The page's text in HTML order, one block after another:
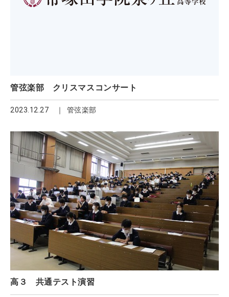
管弦楽部 クリスマスコンサート
2023.12.27 管弦楽部
高３ 共通テスト演習